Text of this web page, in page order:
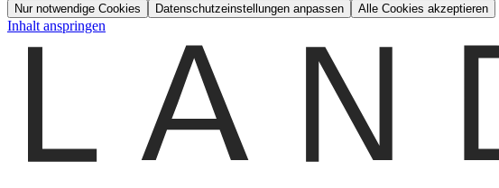
Nur notwendige Cookies Datenschutzeinstellungen anpassen Alle Cookies akzeptieren
Inhalt anspringen